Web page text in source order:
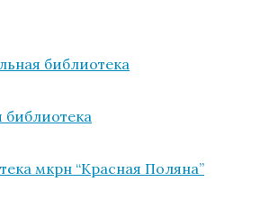
библиотека
библиотека
мкрн “Красная Поляна”